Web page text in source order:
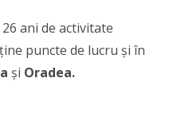
ani de activitate
puncte de lucru și în
şi Oradea.